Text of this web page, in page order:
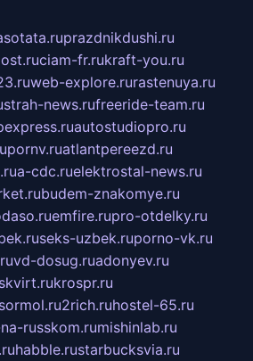
prazdnikdushi.ru
ciam-fr.rukraft-you.ru
web-explore.rurastenuya.ru
strah-news.rufreeride-team.ru
autostudiopro.ru
pornv.ruatlantpereezd.ru
a-cdc.ruelektrostal-news.ru
budem-znakomye.ru
emfire.rupro-otdelky.ru
seks-uzbek.ruporno-vk.ru
vd-dosug.ruadonyev.ru
krospr.ru
sormol.ru2rich.ruhostel-65.ru
russkom.rumishinlab.ru
habble.rustarbucksvia.ru